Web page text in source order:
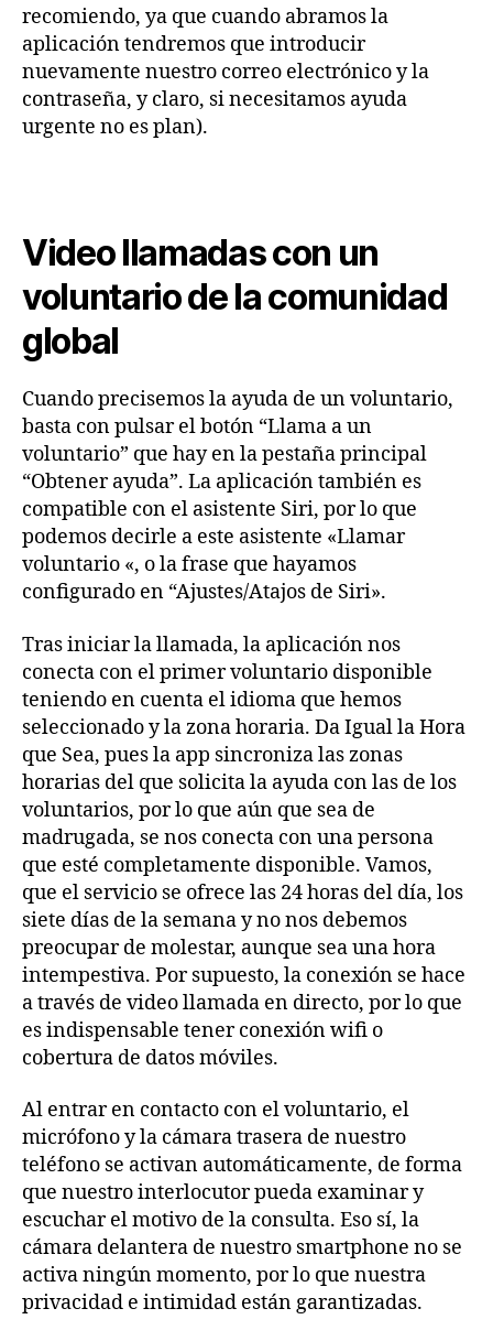
recomiendo, ya que cuando abramos la
aplicación tendremos que introducir
nuevamente nuestro correo electrónico y la
contraseña, y claro, si necesitamos ayuda
urgente no es plan).
Video llamadas con un
voluntario de la comunidad
global
Cuando precisemos la ayuda de un voluntario,
basta con pulsar el botón “Llama a un
voluntario” que hay en la pestaña principal
“Obtener ayuda”. La aplicación también es
compatible con el asistente Siri, por lo que
podemos decirle a este asistente «Llamar
voluntario «, o la frase que hayamos
configurado en “Ajustes/Atajos de Siri».
Tras iniciar la llamada, la aplicación nos
conecta con el primer voluntario disponible
teniendo en cuenta el idioma que hemos
seleccionado y la zona horaria. Da Igual la Hora
que Sea, pues la app sincroniza las zonas
horarias del que solicita la ayuda con las de los
voluntarios, por lo que aún que sea de
madrugada, se nos conecta con una persona
que esté completamente disponible. Vamos,
que el servicio se ofrece las 24 horas del día, los
siete días de la semana y no nos debemos
preocupar de molestar, aunque sea una hora
intempestiva. Por supuesto, la conexión se hace
a través de video llamada en directo, por lo que
es indispensable tener conexión wifi o
cobertura de datos móviles.
Al entrar en contacto con el voluntario, el
micrófono y la cámara trasera de nuestro
teléfono se activan automáticamente, de forma
que nuestro interlocutor pueda examinar y
escuchar el motivo de la consulta. Eso sí, la
cámara delantera de nuestro smartphone no se
activa ningún momento, por lo que nuestra
privacidad e intimidad están garantizadas.